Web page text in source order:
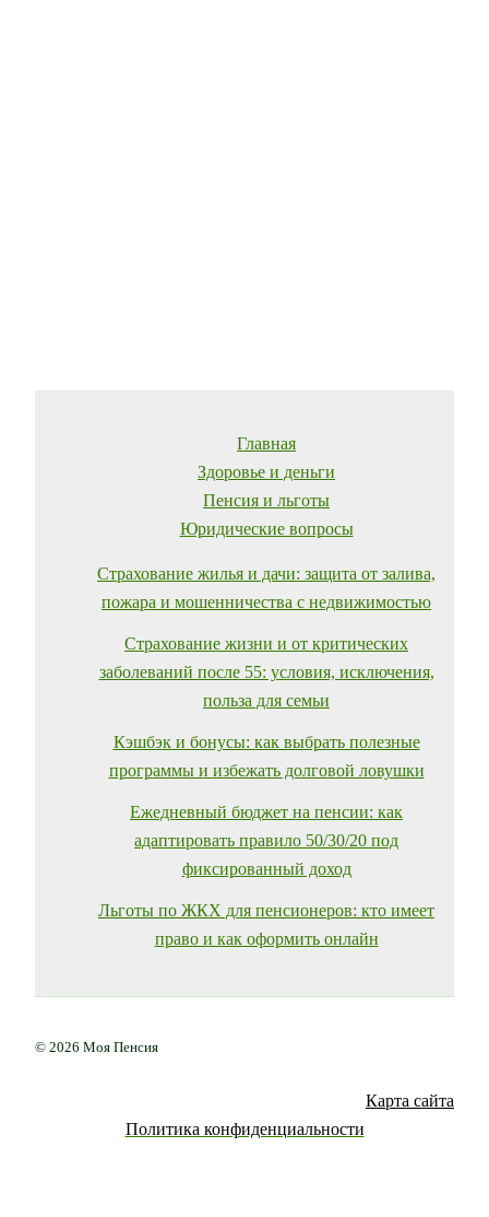
Главная
Здоровье и деньги
Пенсия и льготы
Юридические вопросы
Страхование жилья и дачи: защита от залива,
пожара и мошенничества с недвижимостью
Страхование жизни и от критических
заболеваний после 55: условия, исключения,
польза для семьи
Кэшбэк и бонусы: как выбрать полезные
программы и избежать долговой ловушки
Ежедневный бюджет на пенсии: как
адаптировать правило 50/30/20 под
фиксированный доход
Льготы по ЖКХ для пенсионеров: кто имеет
право и как оформить онлайн
© 2026 Моя Пенсия
Карта сайта
Политика конфиденциальности